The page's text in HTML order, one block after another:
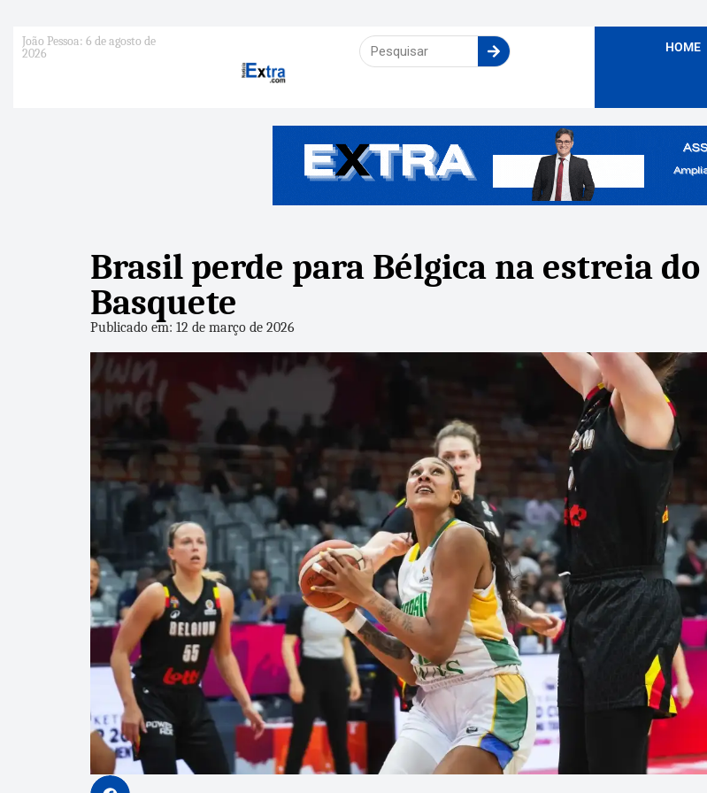
João Pessoa: 6 de agosto de
2026
HOME
Brasil perde para Bélgica na estreia
Basquete
Publicado em: 12 de março de 2026